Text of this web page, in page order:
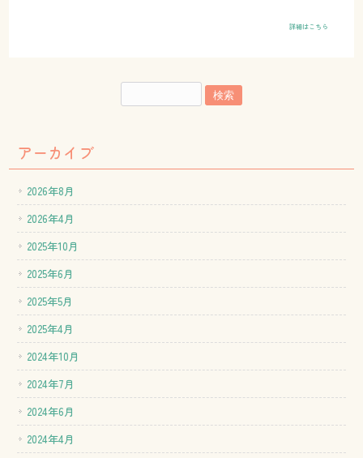
詳細はこちら
アーカイブ
2026年8月
2026年4月
2025年10月
2025年6月
2025年5月
2025年4月
2024年10月
2024年7月
2024年6月
2024年4月